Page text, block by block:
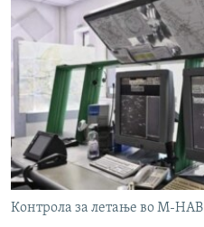
СЛЕДЕТЕ НЕ
РСЕ веб страници
Контрола за летање во М-НАВ